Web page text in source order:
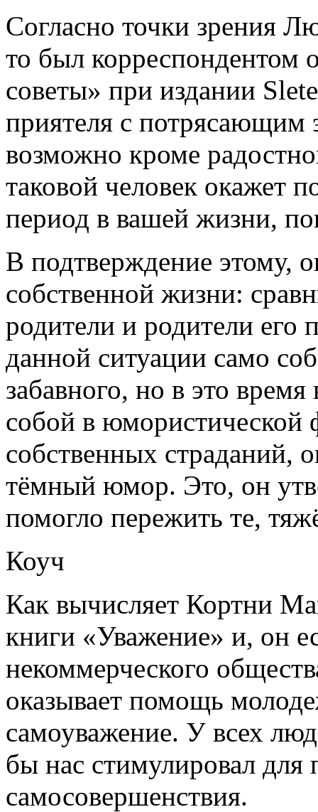
Согласно точки зрения
то был корреспондентом
советы» при издании
приятеля с
возможно кроме
таковой человек окажет
период в вашей жизни,
В подтверждение этому,
собственной жизни:
родители и родители его
данной ситуации само
забавного, но в это
собой в юмористической
собственных страданий,
тёмный юмор. Это, он
помогло пережить те,
Коуч
Как вычисляет Кортни
книги «Уважение» и, он
некоммерческого
оказывает помощь
самоуважение. У всех
бы нас стимулировал
самосовершенствия.